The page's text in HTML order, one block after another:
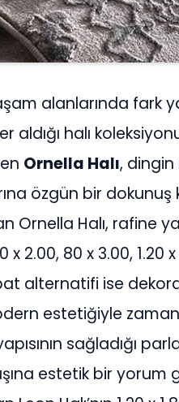
alanlarında fark
halı koleksiyonu
Ornella Halı,
özgün bir dokunuş
Ornella Halı, rafine
x 2.00, 80 x 3.00, 1.20
alternatifi ise
estetiğiyle
sağladığı
estetik bir yorum